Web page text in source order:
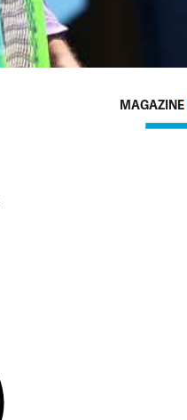
MAGAZINE